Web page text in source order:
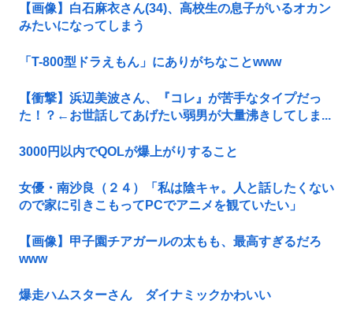
【画像】白石麻衣さん(34)、高校生の息子がいるオカン
みたいになってしまう
「T-800型ドラえもん」にありがちなことwww
【衝撃】浜辺美波さん、『コレ』が苦手なタイプだっ
た！？←お世話してあげたい弱男が大量沸きしてしま...
3000円以内でQOLが爆上がりすること
女優・南沙良（２４）「私は陰キャ。人と話したくない
ので家に引きこもってPCでアニメを観ていたい」
【画像】甲子園チアガールの太もも、最高すぎるだろ
www
爆走ハムスターさん ダイナミックかわいい